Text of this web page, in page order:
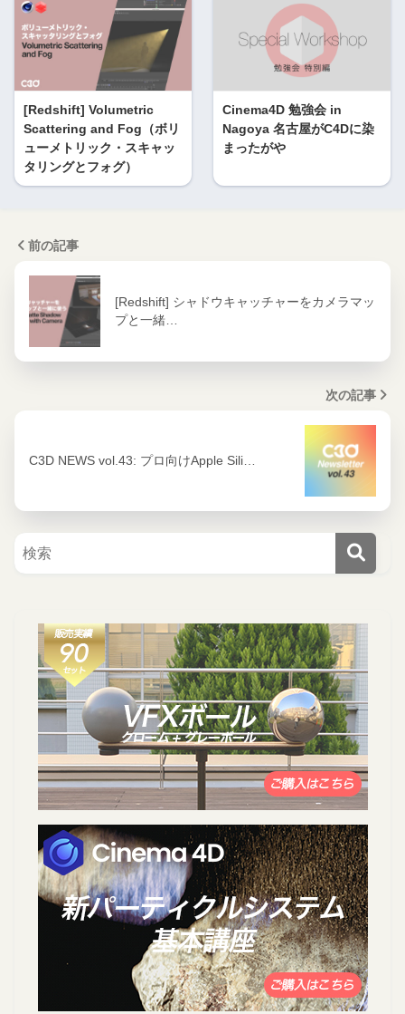
[Redshift] Volumetric
Scattering and Fog（ボリ
ューメトリック・スキャッ
タリングとフォグ）
Cinema4D 勉強会 in
Nagoya 名古屋がC4Dに染
まったがや
前の記事
[Redshift] シャドウキャッチャーをカメラマッ
プと一緒…
次の記事
C3D NEWS vol.43: プロ向けApple Sili…